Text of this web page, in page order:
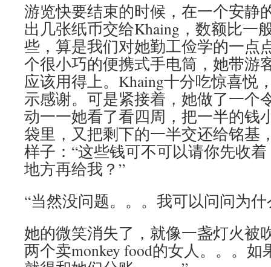
游览快要结束的时候，在一个安静
出几张纸币交给Khaing，数额比一
些，算是我们对她勤工俭学的一点
个很小巧的便携式手电筒，她带游
应该用得上。Khaing十分吃惊喜悦
示感谢。可是紧接着，她做了一个
动一一她看了看四周，把一半的钱
袋里，又把剩下的一半交还给铭基
样子：“这些钱可不可以请你先收
地方再给我？”
“当然没问题。。。我可以问问为什
她的微笑消失了，就像一盏灯火被
两个卖monkey food的女人。。。